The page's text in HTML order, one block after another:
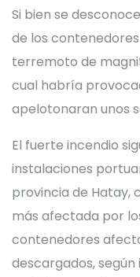
Si bien se
de los
terremoto de
cual habría
apelotonaran unos
El fuerte incendio
instalaciones
provincia de Hatay,
más afectada por
contenedores
descargados,